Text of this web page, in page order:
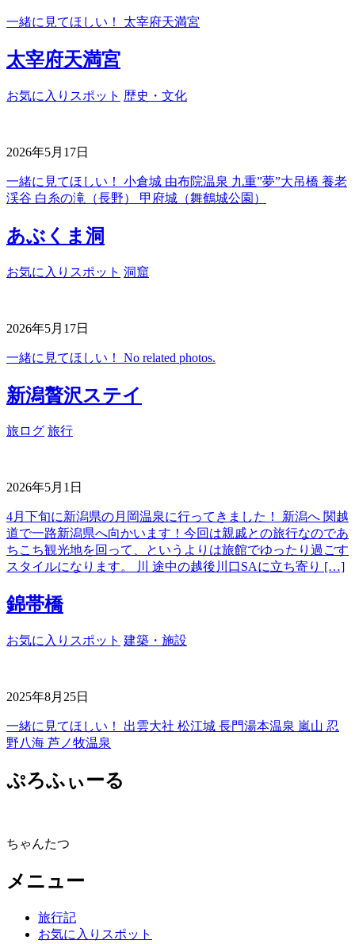
一緒に見てほしい！ 太宰府天満宮
太宰府天満宮
お気に入りスポット 歴史・文化
2026年5月17日
一緒に見てほしい！ 小倉城 由布院温泉 九重”夢”大吊橋 養老
渓谷 白糸の滝（長野） 甲府城（舞鶴城公園）
あぶくま洞
お気に入りスポット 洞窟
2026年5月17日
一緒に見てほしい！ No related photos.
新潟贅沢ステイ
旅ログ 旅行
2026年5月1日
4月下旬に新潟県の月岡温泉に行ってきました！ 新潟へ 関越
道で一路新潟県へ向かいます！今回は親戚との旅行なのであ
ちこち観光地を回って、というよりは旅館でゆったり過ごす
スタイルになります。 川 途中の越後川口SAに立ち寄り […]
錦帯橋
お気に入りスポット 建築・施設
2025年8月25日
一緒に見てほしい！ 出雲大社 松江城 長門湯本温泉 嵐山 忍
野八海 芦ノ牧温泉
ぷろふぃーる
ちゃんたつ
メニュー
旅行記
お気に入りスポット